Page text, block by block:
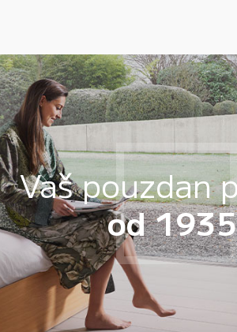
Vaš pouzdan
od